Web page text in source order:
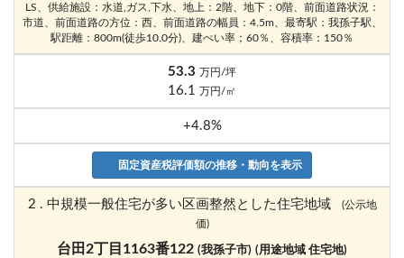
LS、供給施設：水道,ガス,下水、地上：2階、地下：0階、前面道路状況：
市道、前面道路の方位：西、前面道路の幅員：4.5m、最寄駅：我孫子駅、
駅距離：800m(徒歩10.0分)、建ぺい率；60％、容積率：150％
53.3 万円/坪
16.1 万円/㎡
+4.8%
固定資産税評価額の推移・動向を表示
2 . 中規模一般住宅が多い区画整然とした住宅地域
(公示地
価)
台田2丁目1163番122 (我孫子市) (用途地域 住宅地)